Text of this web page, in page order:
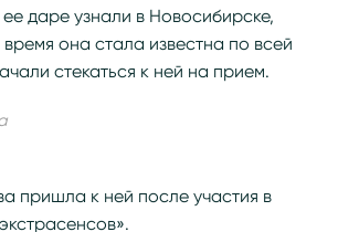
даре узнали в Новосибирске,
она стала известна по всей
стекаться к ней на прием.
пришла к ней после участия в